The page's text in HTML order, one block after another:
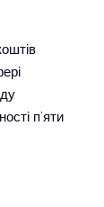
п’яти